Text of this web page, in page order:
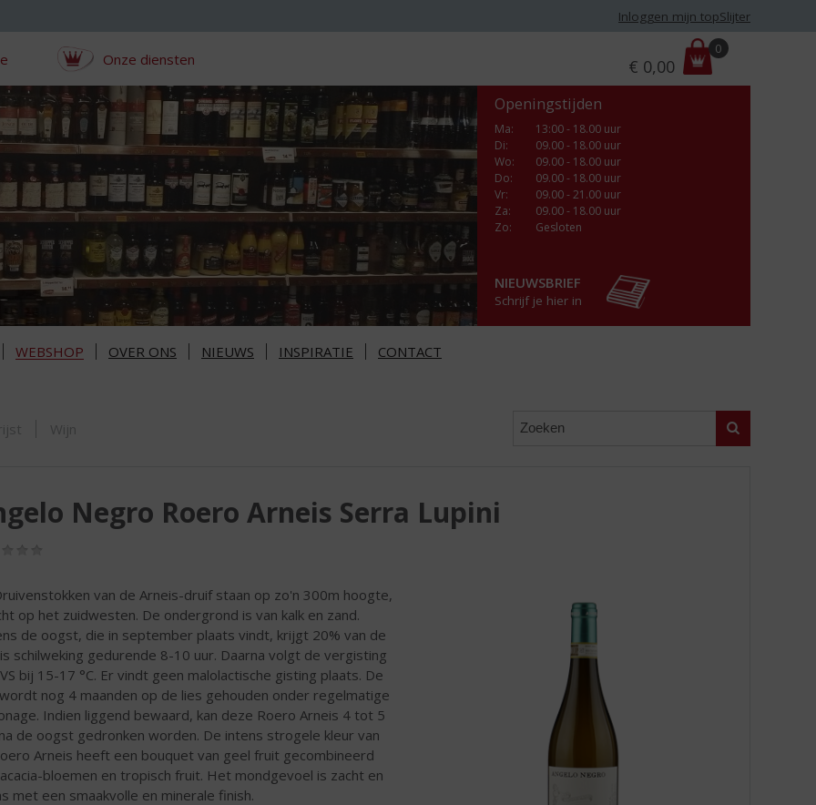
Inloggen mijn topSlijter
Onze diensten
r
i
€ 0,00
0
Openingstijden
Ma:
13:00 - 18.00 uur
Di:
09.00 - 18.00 uur
Wo:
09.00 - 18.00 uur
Do:
09.00 - 18.00 uur
Vr:
09.00 - 21.00 uur
Za:
09.00 - 18.00 uur
Zo:
Gesloten
NIEUWSBRIEF
Schrijf je hier in
WEBSHOP OVER ONS NIEUWS INSPIRATIE CONTACT
Zoeken
Wijn
Negro Roero Arneis Serra Lupini
van de Arneis-druif staan op zo'n 300m hoogte,
op het zuidwesten. De ondergrond is van kalk en zand.
de oogst, die in september plaats vindt, krijgt 20% van de
schilweking gedurende 8-10 uur. Daarna volgt de vergisting
bij 15-17 °C. Er vindt geen malolactische gisting plaats. De
nog 4 maanden op de lies gehouden onder regelmatige
Indien liggend bewaard, kan deze Roero Arneis 4 tot 5
de oogst gedronken worden. De intens strogele kleur van
Arneis heeft een bouquet van geel fruit gecombineerd
bloemen en tropisch fruit. Het mondgevoel is zacht en
met een smaakvolle en minerale finish.